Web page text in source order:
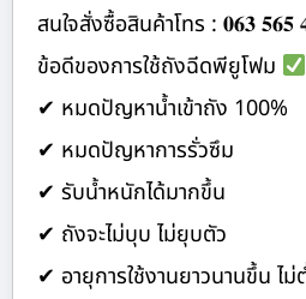
สนใจสั่งซื้อสินค้าโทร : 𝟎𝟔𝟑
ข้อดีของการใช้ถังฉีดพียูโฟม
✔ หมดปัญหาน้ำเข้าถัง 100%
✔ หมดปัญหาการรั่วซึม
✔ รับน้ำหนักได้มากขึ้น
✔ ถังจะไม่บุบ ไม่ยุบตัว
✔ อายุการใช้งานยาวนานขึ้น ไม่